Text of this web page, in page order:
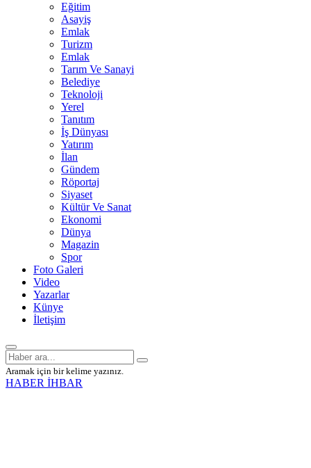
Eğitim
Asayiş
Emlak
Turizm
Emlak
Tarım Ve Sanayi
Belediye
Teknoloji
Yerel
Tanıtım
İş Dünyası
Yatırım
İlan
Gündem
Röportaj
Siyaset
Kültür Ve Sanat
Ekonomi
Dünya
Magazin
Spor
Foto Galeri
Video
Yazarlar
Künye
İletişim
Aramak için bir kelime yazınız.
HABER İHBAR